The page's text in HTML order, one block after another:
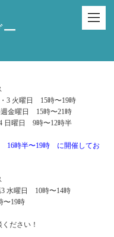
3 火曜日 15時〜19時
金曜日 15時〜21時
曜日 9時〜12時半
16時半〜19時 に開催してお
水曜日 10時〜14時
〜19時
ださい！